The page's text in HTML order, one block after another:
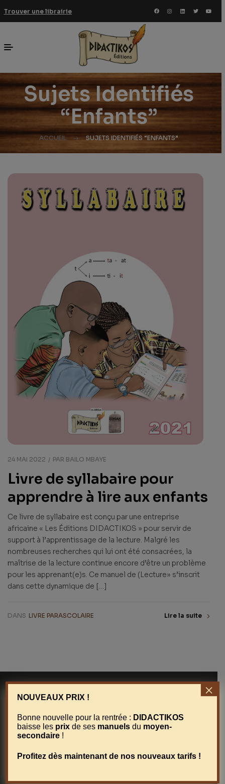
Trouver une librairie
Sujets Identifiés
“enfants”
ACCUEIL SUJETS IDENTIFIÉS “ENFANTS”
24 MAI 2022 PAR BAILO MBAYE
Livre de syllabaire pour
apprendre à lire aux enfants
Ce livre de syllabaire est conçu par une entreprise
africaine « Les Éditions DIDACTIKOS » pour servir de
support à l’apprentissage de la lecture. Malgré les
nombreuses recherches qui lui ont été consacrées, la
maîtrise de la lecture continue encore d’être un problème
pour les apprenant(e)s. Ce manuel de (Lecture» s’inscrit
dans cette dynamique de […]
DANS LIVRE PARASCOLAIRE Lire la suite
NOUVEAUX PRIX !
Bonne nouvelle pour la rentrée : DIDACTIKOS
baisse les prix de ses manuels du moyen-
secondaire !
Profitez dès maintenant de nos nouveaux tarifs !
×